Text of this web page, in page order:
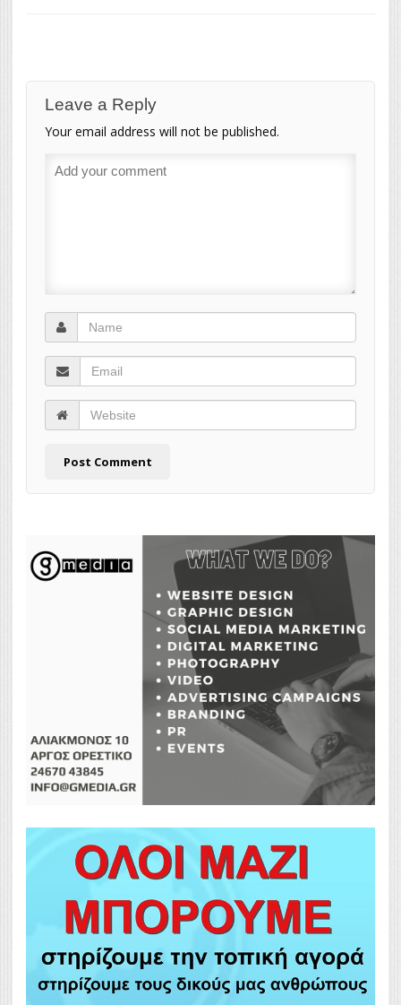
Leave a Reply
Your email address will not be published.